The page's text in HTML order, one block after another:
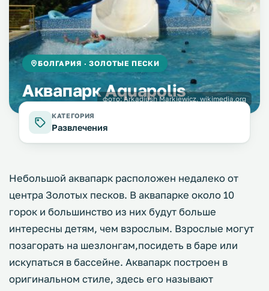
БОЛГАРИЯ · ЗОЛОТЫЕ ПЕСКИ
Аквапарк Aquapolis
фото:Arkadiush Markiewicz, wikimedia.org
КАТЕГОРИЯ
Развлечения
Небольшой аквапарк расположен недалеко от
центра Золотых песков. В аквапарке около 10
горок и большинство из них будут больше
интересны детям, чем взрослым. Взрослые могут
позагорать на шезлонгам,посидеть в баре или
искупаться в бассейне. Аквапарк построен в
оригинальном стиле, здесь его называют